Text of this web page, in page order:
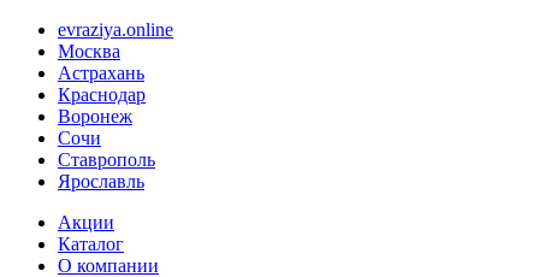
evraziya.online
Москва
Астрахань
Краснодар
Воронеж
Сочи
Ставрополь
Ярославль
Акции
Каталог
О компании